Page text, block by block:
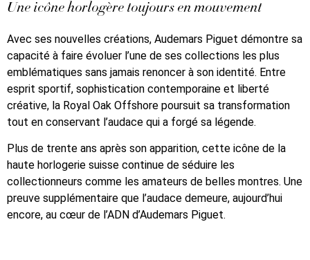
Une icône horlogère toujours en mouvement
Avec ses nouvelles créations, Audemars Piguet démontre sa
capacité à faire évoluer l’une de ses collections les plus
emblématiques sans jamais renoncer à son identité. Entre
esprit sportif, sophistication contemporaine et liberté
créative, la Royal Oak Offshore poursuit sa transformation
tout en conservant l’audace qui a forgé sa légende.
Plus de trente ans après son apparition, cette icône de la
haute horlogerie suisse continue de séduire les
collectionneurs comme les amateurs de belles montres. Une
preuve supplémentaire que l’audace demeure, aujourd’hui
encore, au cœur de l’ADN d’Audemars Piguet.